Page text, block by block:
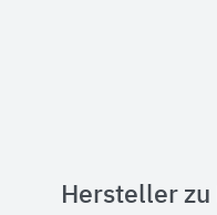
Hersteller